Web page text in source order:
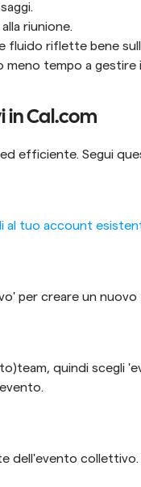
riunione.
fluido riflette bene
meno tempo a gestire
in Cal.com
efficiente. Segui
al tuo account
per creare un
quindi scegli
dell'evento collettivo.